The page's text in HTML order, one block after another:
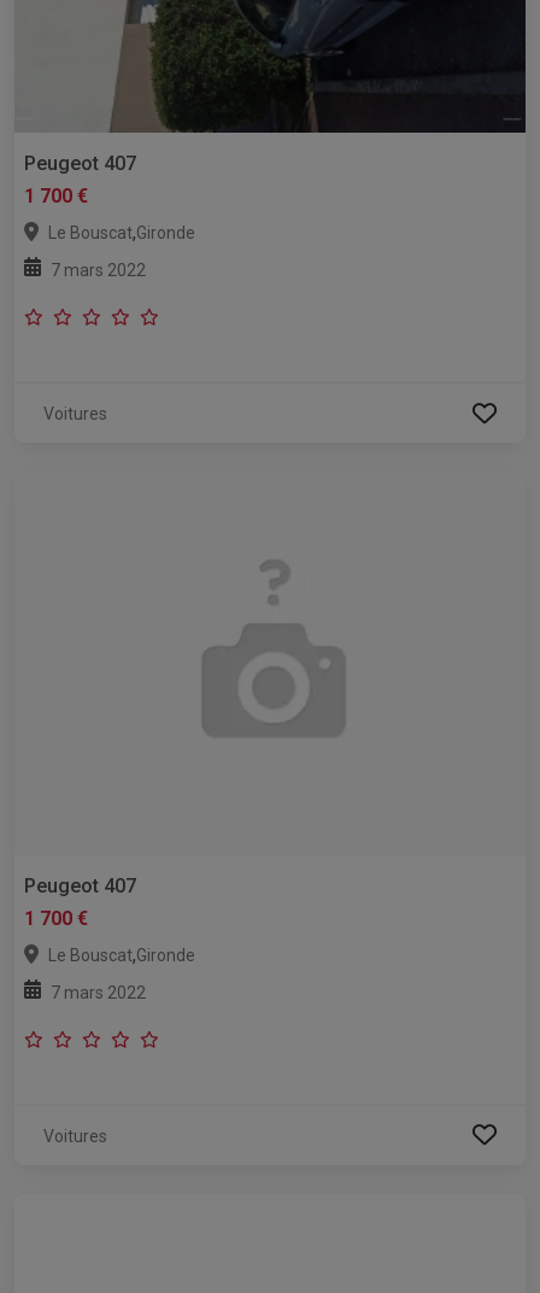
Peugeot 407
1 700 €
Le Bouscat,Gironde
7 mars 2022
Voitures
Peugeot 407
1 700 €
Le Bouscat,Gironde
7 mars 2022
Voitures